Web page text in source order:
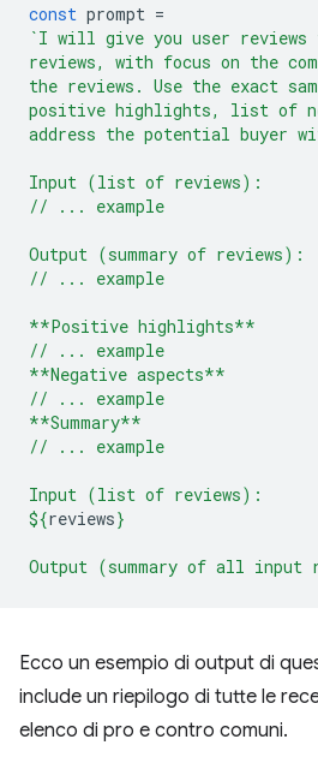
const prompt =
`I will give you user reviews
reviews, with focus on the
the reviews. Use the exact
positive highlights, list of
address the potential buyer
Input (list of reviews):
// ... example
Output (summary of reviews):
// ... example
**Positive highlights**
// ... example
**Negative aspects**
// ... example
**Summary**
// ... example
Input (list of reviews):
${reviews}
Output (summary of all input
Ecco un esempio di output di
include un riepilogo di tutte le
elenco di pro e contro comuni.